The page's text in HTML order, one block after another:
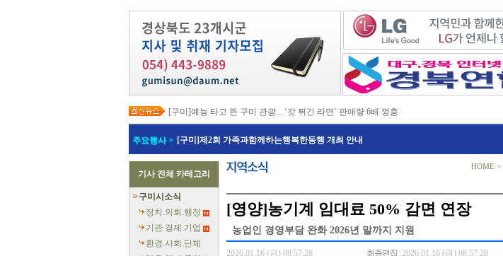
[구미]예능 타고 뜬 구미 관광…‘갓 튀긴 라면’ 판매량 6배 껑충
[경북교육청]일본 방위백서 독도 영유권 주장 강력 규탄
[경북도청]지역별 전기요금제 조속 시행 촉구
[포항]박용선 포항시장, '민생·안전 중심, 실행으로 변화 만들겠다'
[칠곡]북삼오평일반산업단지 보상 절차 본격화
[의성]최유철 의성군수, 청년단체 만나 지역 정착 해법 모색
[예천]회장기 대학·실업 양궁대회 첫 유치
[예천]예천군의회, 반부패·청렴·갑질 예방 교육
[영덕]여름 성수기 해수욕장 합동 안전점검
주요행사 > [구미]제2회 가족과함께하는행복한동행 개최 안내
기사 전체 카테고리
구미시소식
정치.의회.행정
기관.경제.기업
환경.사회.단체
HOME >
[영양]농기계 임대료 50% 감면 연장
농업인 경영부담 완화 2026년 말까지 지원
2026.01.16 (금) 08:57:28 최종편집 :2026.01.16 (금) 08:57:28